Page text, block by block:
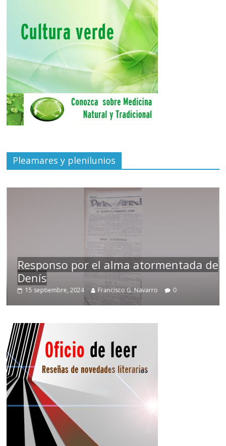
Pleamares y plenilunios
Responso por el alma atormentada de
Denís
15 septiembre, 2024 Francisco G. Navarro 0